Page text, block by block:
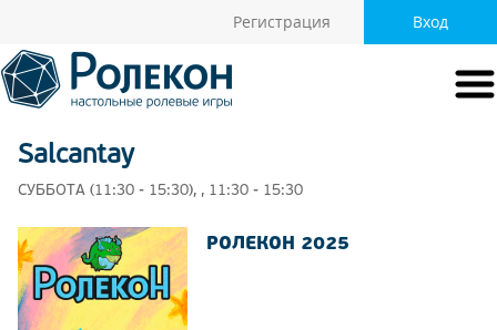
Вход
Регистрация
Salcantay
СУББОТА (11:30 - 15:30), , 11:30 - 15:30
РОЛЕКОН 2025